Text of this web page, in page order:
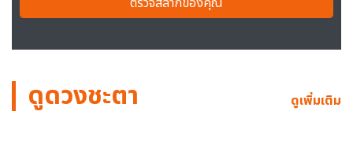
ดูดวงชะตา ดูเพิ่มเติม